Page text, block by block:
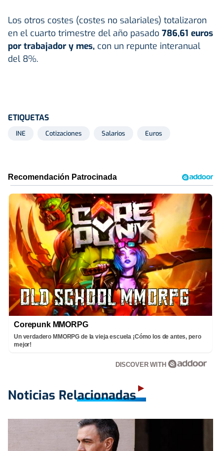
Los otros costes (costes no salariales) totalizaron
en el cuarto trimestre del año pasado 786,61 euros
por trabajador y mes, con un repunte interanual
del 8%.
ETIQUETAS
INE Cotizaciones Salarios Euros
Corepunk MMORPG
Un verdadero MMORPG de la vieja escuela ¡Cómo los de antes, pero
mejor!
DISCOVER WITH
Noticias Relacionadas